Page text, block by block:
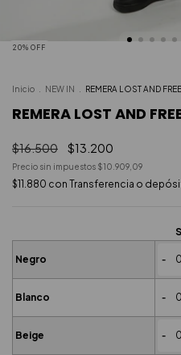
20% OFF
Inicio NEW IN REMERA LOST AND FREE
REMERA LOST AND
$16.500 $13.200
Precio sin impuestos $10.909,09
$11.880 con Transferencia o
S
Negro -
Blanco -
Beige -